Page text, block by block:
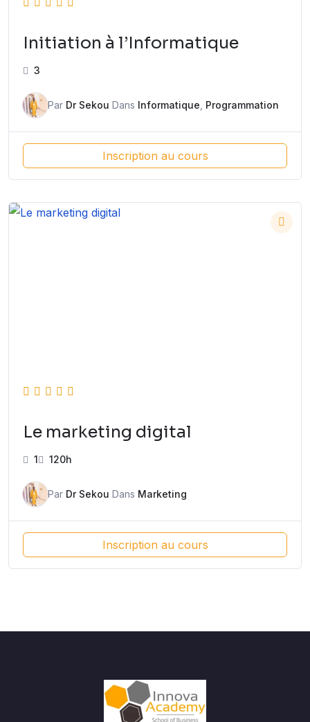
Initiation à l’Informatique
3
Par Dr Sekou Dans Informatique Programmation
Inscription au cours
Le marketing digital
1 120h
Par Dr Sekou Dans Marketing
Inscription au cours